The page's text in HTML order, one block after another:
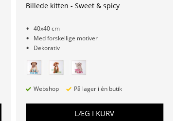
Billede kitten - Sweet & spicy
40x40 cm
Med forskellige motiver
Dekorativ
Webshop På lager i én butik
LÆG I KURV